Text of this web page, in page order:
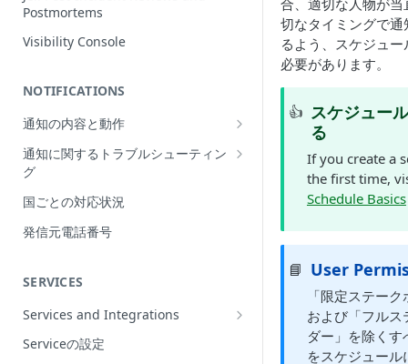
（Reassign）
インシデントの再開（Reopen）
Incident Roles
Incident Tasks
Incident Types
インシデントが作成されない理由
Conference Bridge
Postmortems
Visibility Console
NOTIFICATIONS
通知の内容と動作
Push Notifications
Email Notifications
電話通知
Phone Notification Disclosures
SMS Notifications
WhatsApp Notification
通知に関するトラブルシューティン
グ
想定される通知の動作
プッシュ通知のトラブルシューティ
ング
グ
電話通知のトラブルシューティング
SMS通知のトラブルシューティング
国ごとの対応状況
発信元電話番号
SERVICES
Services and Integrations
Service Directory
Serviceの設定
合、適切な人物が
切なタイミングで
るよう、スケジュ
必要があります。
👍 スケジュー
る
If you create a
the first time,
Schedule Basics
📘 User
「限定ステー
および「フルス
ダー」を除くす
をスケジュール